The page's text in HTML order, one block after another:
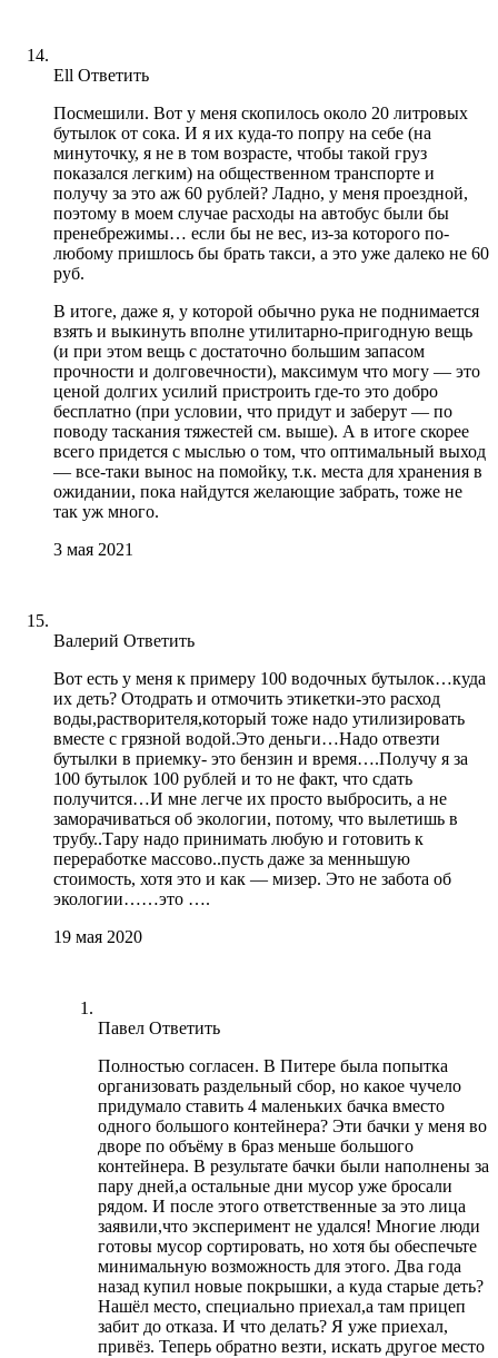
Ell Ответить
Посмешили. Вот у меня скопилось около 20 литровых
бутылок от сока. И я их куда-то попру на себе (на
минуточку, я не в том возрасте, чтобы такой груз
показался легким) на общественном транспорте и
получу за это аж 60 рублей? Ладно, у меня проездной,
поэтому в моем случае расходы на автобус были бы
пренебрежимы… если бы не вес, из-за которого по-
любому пришлось бы брать такси, а это уже далеко не 60
руб.
В итоге, даже я, у которой обычно рука не поднимается
взять и выкинуть вполне утилитарно-пригодную вещь
(и при этом вещь с достаточно большим запасом
прочности и долговечности), максимум что могу — это
ценой долгих усилий пристроить где-то это добро
бесплатно (при условии, что придут и заберут — по
поводу таскания тяжестей см. выше). А в итоге скорее
всего придется с мыслью о том, что оптимальный выход
— все-таки вынос на помойку, т.к. места для хранения в
ожидании, пока найдутся желающие забрать, тоже не
так уж много.
3 мая 2021
Валерий Ответить
Вот есть у меня к примеру 100 водочных бутылок…куда
их деть? Отодрать и отмочить этикетки-это расход
воды,растворителя,который тоже надо утилизировать
вместе с грязной водой.Это деньги…Надо отвезти
бутылки в приемку- это бензин и время….Получу я за
100 бутылок 100 рублей и то не факт, что сдать
получится…И мне легче их просто выбросить, а не
заморачиваться об экологии, потому, что вылетишь в
трубу..Тару надо принимать любую и готовить к
переработке массово..пусть даже за менньшую
стоимость, хотя это и как — мизер. Это не забота об
экологии……это ….
19 мая 2020
Павел Ответить
Полностью согласен. В Питере была попытка
организовать раздельный сбор, но какое чучело
придумало ставить 4 маленьких бачка вместо
одного большого контейнера? Эти бачки у меня во
дворе по объёму в 6раз меньше большого
контейнера. В результате бачки были наполнены за
пару дней,а остальные дни мусор уже бросали
рядом. И после этого ответственные за это лица
заявили,что эксперимент не удался! Многие люди
готовы мусор сортировать, но хотя бы обеспечьте
минимальную возможность для этого. Два года
назад купил новые покрышки, а куда старые деть?
Нашёл место, специально приехал,а там прицеп
забит до отказа. И что делать? Я уже приехал,
привёз. Теперь обратно везти, искать другое место